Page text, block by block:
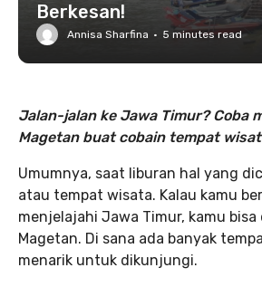
Berkesan!
Annisa Sharfina · 5 minutes read
Jalan-jalan ke Jawa Timur? Coba
Magetan buat cobain tempat
Umumnya, saat liburan hal yang
atau tempat wisata. Kalau kamu
menjelajahi Jawa Timur, kamu
Magetan. Di sana ada banyak
menarik untuk dikunjungi.